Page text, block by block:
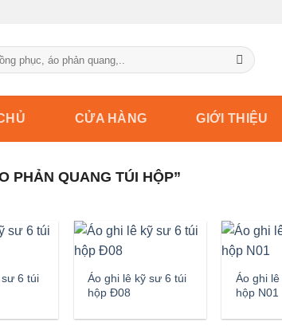
CỬA HÀNG GIỚI THIỆU
PHẢN QUANG TÚI HỘP”
6 túi
Áo ghi lê kỹ sư 6 túi
hộp Đ08
Áo ghi
hộp N01